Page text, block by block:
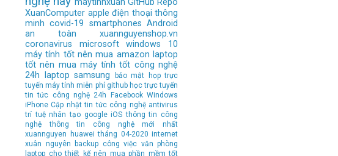
XuanComputer apple điện thoại thông
minh covid-19 smartphones Android
an toàn
xuannguyenshop.vn
coronavirus
microsoft
windows 10
máy tính tốt nên mua amazon laptop
tốt nên mua máy tính tốt công nghệ
24h
laptop samsung bảo mật
họp trực
tuyến máy tính miễn phí github học trực tuyến
tin tức công nghệ 24h Facebook Windows
iPhone Cập nhật tin tức công nghệ antivirus
trí tuệ nhân tạo google iOS thông tin công
nghệ
thông tin công nghệ mới nhất
xuannguyen
huawei tháng 04-2020 internet
xuân nguyên
backup công việc văn phòng
laptop cho thiết kế nên mua phần mềm tốt